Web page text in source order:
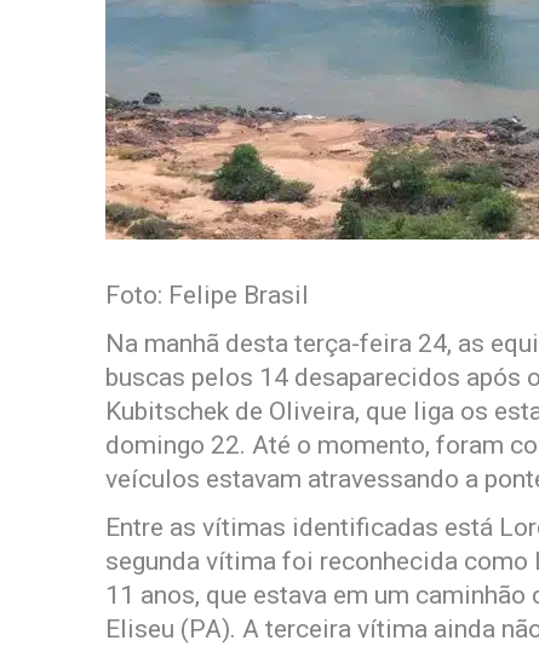
Foto: Felipe Brasil
Na manhã desta terça-feira 24, as
buscas pelos 14 desaparecidos após
Kubitschek de Oliveira, que liga os
domingo 22. Até o momento, foram
veículos estavam atravessando a
Entre as vítimas identificadas está
segunda vítima foi reconhecida como
11 anos, que estava em um
Eliseu (PA). A terceira vítima ainda